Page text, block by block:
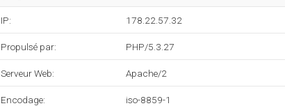
IP: 178.22.57.32
Propulsé par: PHP/5.3.27
Serveur Web: Apache/2
Encodage: iso-8859-1